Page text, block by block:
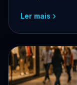
Ler mais